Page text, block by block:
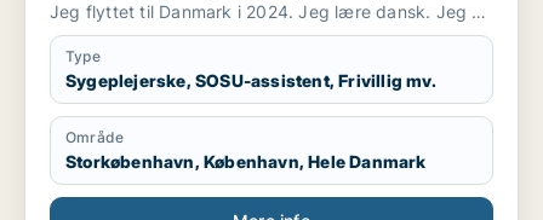
Jeg flyttet til Danmark i 2024. Jeg lære dansk. Jeg vil
gerne arbejde som SOSU hjælper(ufaglærte).
Type
Sygeplejerske, SOSU-assistent, Frivillig mv.
Område
Storkøbenhavn, København, Hele Danmark